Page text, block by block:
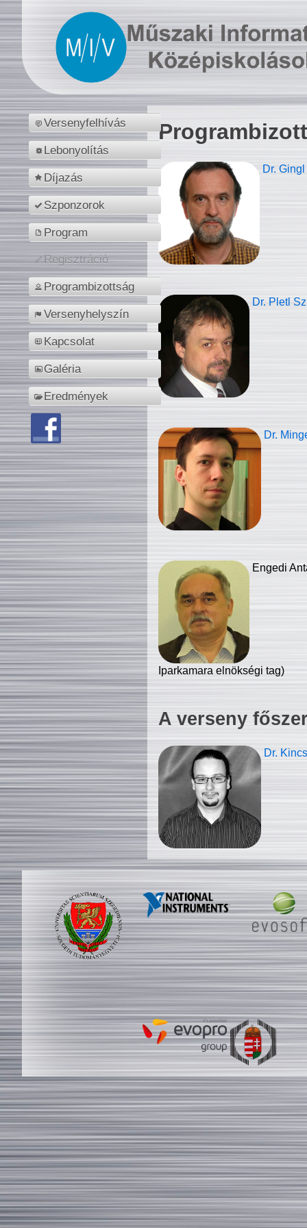
Versenyfelhívás
Lebonyolítás
Díjazás
Szponzorok
Program
Regisztráció
Programbizottság
Versenyhelyszín
Kapcsolat
Galéria
Eredmények
Dr.
Dr. Pletl
Dr.
Engedi
Iparkamara elnökségi tag)
A verseny
Dr.